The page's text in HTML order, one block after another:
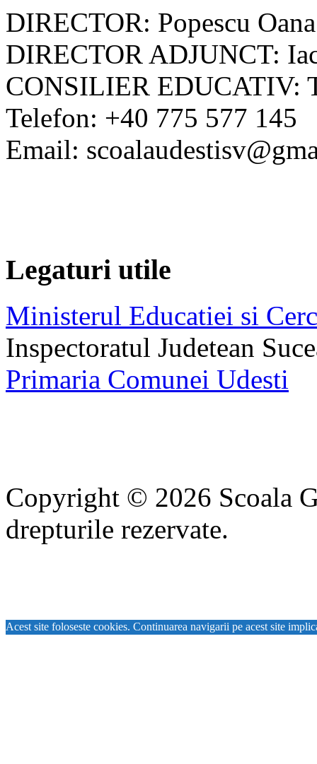
DIRECTOR: Popescu
DIRECTOR ADJUNCT:
CONSILIER EDUCATIV:
Telefon: +40 775 577 145
Email:
Legaturi utile
Ministerul Educatiei si
Inspectoratul Judetean
Primaria Comunei Udesti
Copyright © 2026 Scoala
drepturile rezervate.
Acest site foloseste cookies. Continuarea navigarii pe acest site